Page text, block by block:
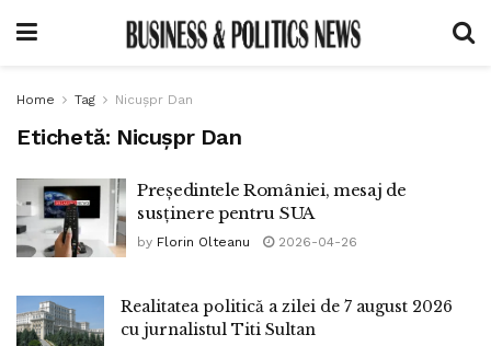
Home Tag Nicușpr Dan
Etichetă: Nicușpr Dan
Președintele României, mesaj de
susținere pentru SUA
by Florin Olteanu 2026-04-26
Realitatea politică a zilei de 7 august 2026
cu jurnalistul Titi Sultan